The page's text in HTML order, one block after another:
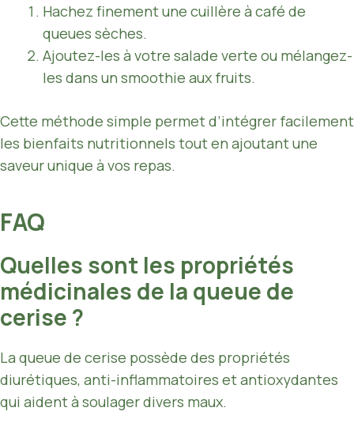
Hachez finement une cuillère à café de
queues sèches.
Ajoutez-les à votre salade verte ou mélangez-
les dans un smoothie aux fruits.
Cette méthode simple permet d’intégrer facilement
les bienfaits nutritionnels tout en ajoutant une
saveur unique à vos repas.
FAQ
Quelles sont les propriétés
médicinales de la queue de
cerise ?
La queue de cerise possède des propriétés
diurétiques, anti-inflammatoires et antioxydantes
qui aident à soulager divers maux.